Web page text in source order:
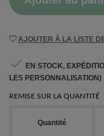
AJOUTER À LA LISTE
 EN STOCK,
LES PERSONNALISATION)
REMISE SUR LA QUANTITÉ
Quantité